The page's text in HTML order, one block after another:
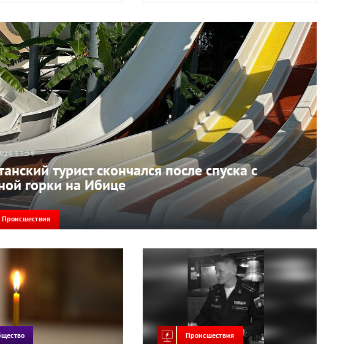
13:58
турист скончался после спуска с
горки на Ибице
Происшествия
Происшествия